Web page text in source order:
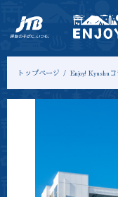
トップページ Enjoy! Kyushu
HOME
最新
情報